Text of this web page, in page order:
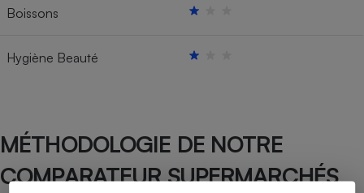
Boissons
Hygiène Beauté
MÉTHODOLOGIE DE NOTRE
COMPARATEUR SUPERMARCHÉS